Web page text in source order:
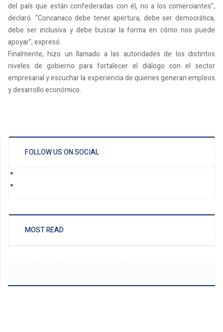
del país que están confederadas con él, no a los comerciantes”,
declaró. “Concanaco debe tener apertura, debe ser democrática,
debe ser inclusiva y debe buscar la forma en cómo nos puede
apoyar”, expresó.
Finalmente, hizo un llamado a las autoridades de los distintos
niveles de gobierno para fortalecer el diálogo con el sector
empresarial y escuchar la experiencia de quienes generan empleos
y desarrollo económico.
FOLLOW US ON SOCIAL
MOST READ